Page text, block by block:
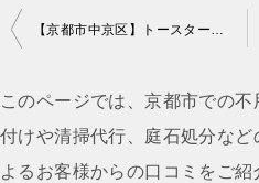
投
ナ
ビ
ゲ
【京都市中京区】トースター、プリンター、下駄箱等の回収・処分
このページでは、京都市での
付けや清掃代行、庭石処分な
よるお客様からの口コミをご